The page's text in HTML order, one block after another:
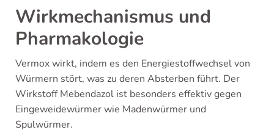
Wirkmechanismus und
Pharmakologie
Vermox wirkt, indem es den Energiestoffwechsel von
Würmern stört, was zu deren Absterben führt. Der
Wirkstoff Mebendazol ist besonders effektiv gegen
Eingeweidewürmer wie Madenwürmer und
Spulwürmer.